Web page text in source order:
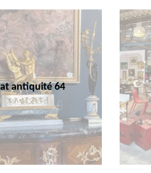
antiquité 64